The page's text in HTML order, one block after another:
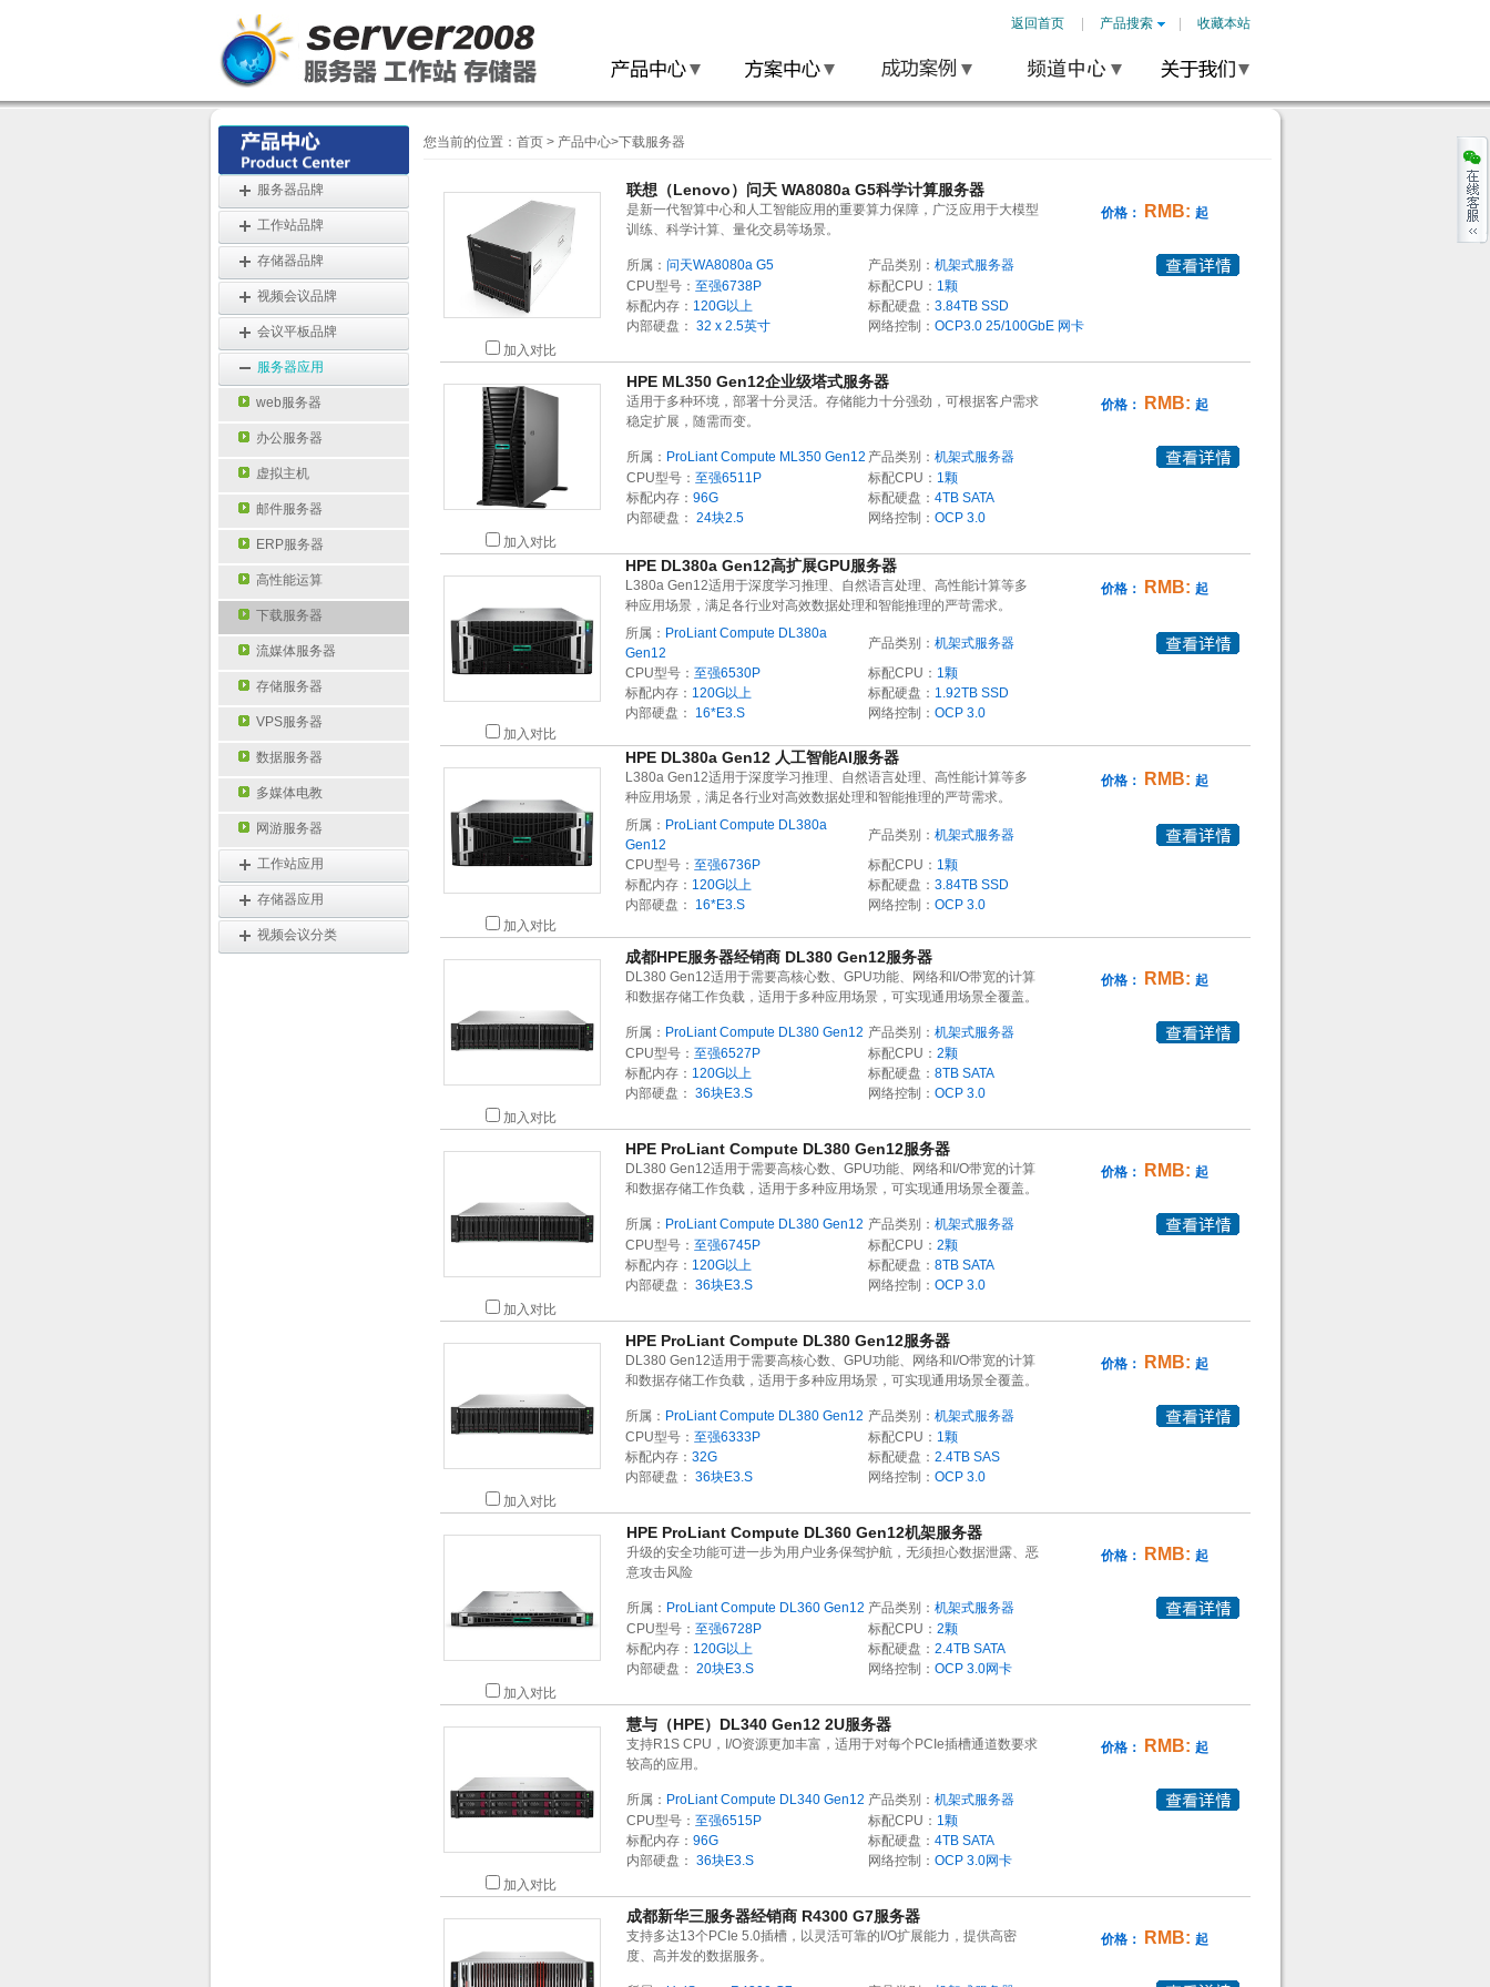
返回首页 产品搜索 收藏本站
服务器品牌
工作站品牌
存储器品牌
视频会议品牌
会议平板品牌
服务器应用
web服务器
办公服务器
虚拟主机
邮件服务器
ERP服务器
高性能运算
下载服务器
流媒体服务器
存储服务器
VPS服务器
数据服务器
多媒体电教
网游服务器
工作站应用
存储器应用
视频会议分类
您当前的位置： 首页 > 产品中心>下载服务器
加入对比
联想（Lenovo）问天 WA8080a G5科学计算服务器
价格： RMB: 起
是新一代智算中心和人工智能应用的重要算力保障，广泛应用于大模型
训练、科学计算、量化交易等场景。
所属： 问天WA8080a G5 产品类别： 机架式服务器
CPU型号： 至强6738P 标配CPU： 1颗
标配内存： 120G以上 标配硬盘： 3.84TB SSD
内部硬盘： 32 x 2.5英寸 网络控制： OCP3.0 25/100GbE 网卡
加入对比
HPE ML350 Gen12企业级塔式服务器
价格： RMB: 起
适用于多种环境，部署十分灵活。存储能力十分强劲，可根据客户需求
稳定扩展，随需而变。
所属： ProLiant Compute ML350 Gen12 产品类别： 机架式服务器
CPU型号： 至强6511P 标配CPU： 1颗
标配内存： 96G 标配硬盘： 4TB SATA
内部硬盘： 24块2.5 网络控制： OCP 3.0
加入对比
HPE DL380a Gen12高扩展GPU服务器
价格： RMB: 起
L380a Gen12适用于深度学习推理、自然语言处理、高性能计算等多
种应用场景，满足各行业对高效数据处理和智能推理的严苛需求。
所属： ProLiant Compute DL380a
Gen12
产品类别： 机架式服务器
CPU型号： 至强6530P 标配CPU： 1颗
标配内存： 120G以上 标配硬盘： 1.92TB SSD
内部硬盘：
16*E3.S 网络控制： OCP 3.0
加入对比
HPE DL380a Gen12 人工智能AI服务器
价格： RMB: 起
L380a Gen12适用于深度学习推理、自然语言处理、高性能计算等多
种应用场景，满足各行业对高效数据处理和智能推理的严苛需求。
所属： ProLiant Compute DL380a
Gen12
产品类别： 机架式服务器
CPU型号： 至强6736P 标配CPU： 1颗
标配内存： 120G以上 标配硬盘： 3.84TB SSD
内部硬盘：
16*E3.S 网络控制： OCP 3.0
加入对比
成都HPE服务器经销商 DL380 Gen12服务器
价格： RMB: 起
DL380 Gen12适用于需要高核心数、GPU功能、网络和I/O带宽的计算
和数据存储工作负载，适用于多种应用场景，可实现通用场景全覆盖。
所属： ProLiant Compute DL380 Gen12 产品类别： 机架式服务器
CPU型号： 至强6527P 标配CPU： 2颗
标配内存： 120G以上 标配硬盘： 8TB SATA
内部硬盘： 36块E3.S 网络控制： OCP 3.0
加入对比
HPE ProLiant Compute DL380 Gen12服务器
价格： RMB: 起
DL380 Gen12适用于需要高核心数、GPU功能、网络和I/O带宽的计算
和数据存储工作负载，适用于多种应用场景，可实现通用场景全覆盖。
所属： ProLiant Compute DL380 Gen12 产品类别： 机架式服务器
CPU型号： 至强6745P 标配CPU： 2颗
标配内存： 120G以上 标配硬盘： 8TB SATA
内部硬盘： 36块E3.S 网络控制： OCP 3.0
加入对比
HPE ProLiant Compute DL380 Gen12服务器
价格： RMB: 起
DL380 Gen12适用于需要高核心数、GPU功能、网络和I/O带宽的计算
和数据存储工作负载，适用于多种应用场景，可实现通用场景全覆盖。
所属： ProLiant Compute DL380 Gen12 产品类别： 机架式服务器
CPU型号： 至强6333P 标配CPU： 1颗
标配内存： 32G 标配硬盘： 2.4TB SAS
内部硬盘： 36块E3.S 网络控制： OCP 3.0
加入对比
HPE ProLiant Compute DL360 Gen12机架服务器
价格： RMB: 起
升级的安全功能可进一步为用户业务保驾护航，无须担心数据泄露、恶
意攻击风险
所属： ProLiant Compute DL360 Gen12 产品类别： 机架式服务器
CPU型号： 至强6728P 标配CPU： 2颗
标配内存： 120G以上 标配硬盘： 2.4TB SATA
内部硬盘： 20块E3.S 网络控制： OCP 3.0网卡
加入对比
慧与（HPE）DL340 Gen12 2U服务器
价格： RMB: 起
支持R1S CPU，I/O资源更加丰富，适用于对每个PCIe插槽通道数要求
较高的应用。
所属： ProLiant Compute DL340 Gen12 产品类别： 机架式服务器
CPU型号： 至强6515P 标配CPU： 1颗
标配内存： 96G 标配硬盘： 4TB SATA
内部硬盘： 36块E3.S 网络控制： OCP 3.0网卡
成都新华三服务器经销商 R4300 G7服务器
价格： RMB: 起
支持多达13个PCIe 5.0插槽，以灵活可靠的I/O扩展能力，提供高密
度、高并发的数据服务。